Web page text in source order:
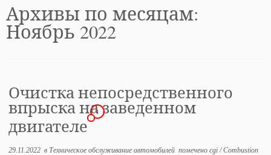
Архивы по месяцам:
Ноябрь 2022
Очистка непосредственного
впрыска на заведенном
двигателе
1
29.11.2022 в Техническое обслуживание автомобилей помеченоcgi/Combustion